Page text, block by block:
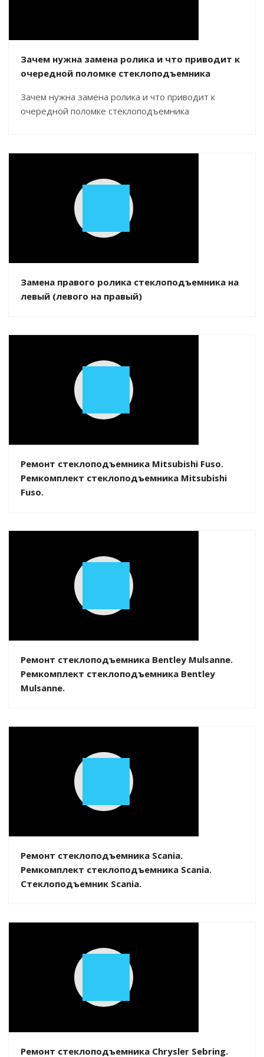
Зачем нужна замена ролика и что приводит к
очередной поломке стеклоподъемника
Зачем нужна замена ролика и что приводит к
очередной поломке стеклоподъемника
Play
Замена правого ролика стеклоподъемника на
левый (левого на правый)
Play
Ремонт стеклоподъемника Mitsubishi Fuso.
Ремкомплект стеклоподъемника Mitsubishi
Fuso.
Play
Ремонт стеклоподъемника Bentley Mulsanne.
Ремкомплект стеклоподъемника Bentley
Mulsanne.
Play
Ремонт стеклоподъемника Scania.
Ремкомплект стеклоподъемника Scania.
Стеклоподъемник Scania.
Play
Ремонт стеклоподъемника Chrysler Sebring.